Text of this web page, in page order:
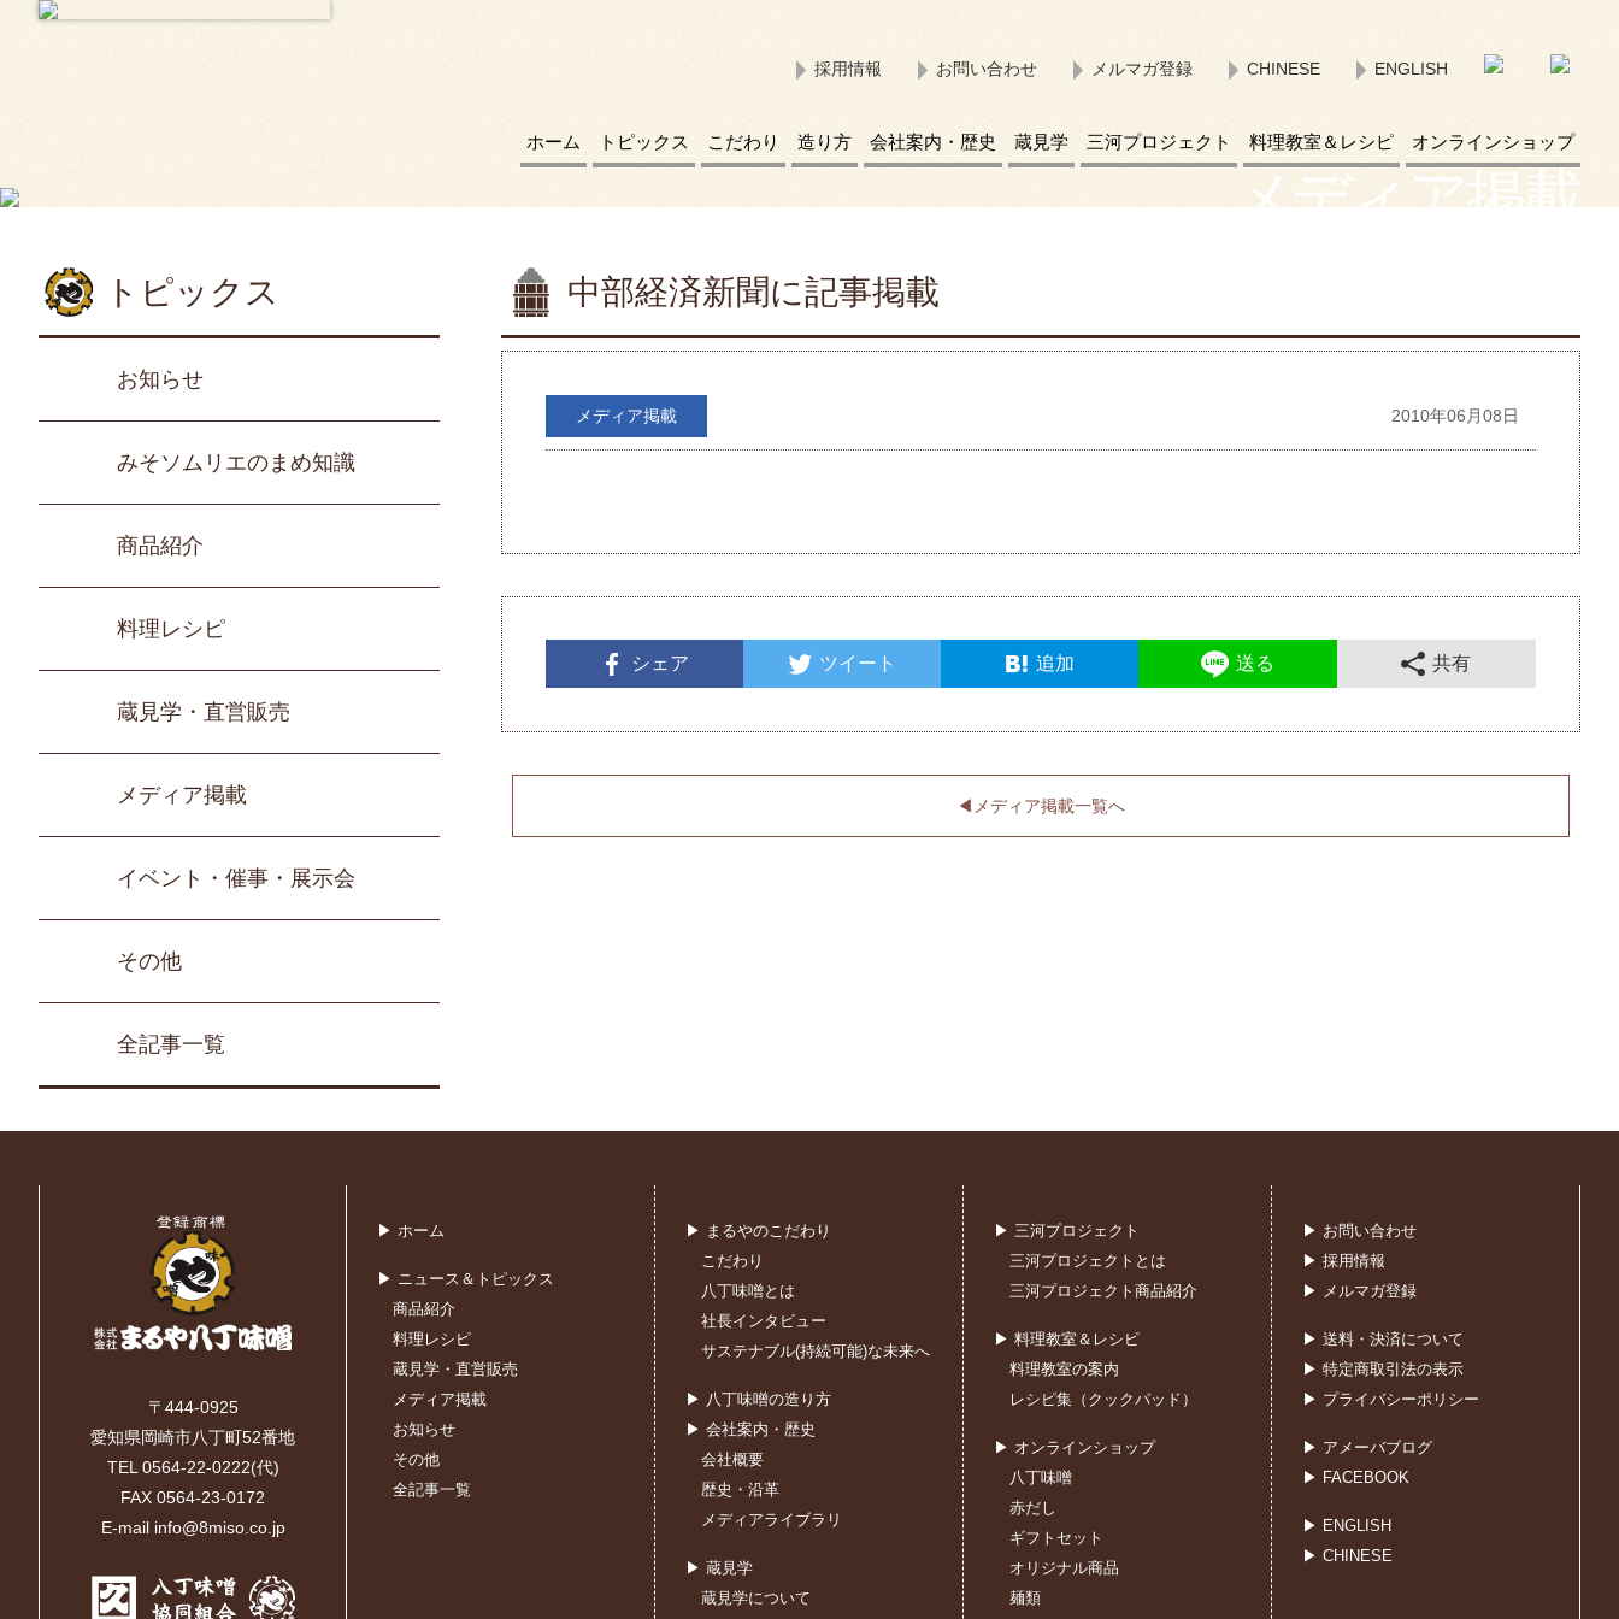
ENGLISH
CHINESE
メルマガ登録
お問い合わせ
採用情報
ホーム トピックス こだわり 造り方 会社案内・歴史 蔵見学 三河プロジェクト 料理教室＆レシピ オンラインショップ
メディア掲載
トピックス
お知らせ
みそソムリエのまめ知識
商品紹介
料理レシピ
蔵見学・直営販売
メディア掲載
イベント・催事・展示会
その他
全記事一覧
中部経済新聞に記事掲載
メディア掲載 2010年06月08日
シェア ツイート 追加 送る 共有
◀︎メディア掲載一覧へ
〒444-0925
愛知県岡崎市八丁町52番地
TEL 0564-22-0222(代)
FAX 0564-23-0172
E-mail info@8miso.co.jp
▶ ホーム
▶ ニュース＆トピックス
商品紹介
料理レシピ
蔵見学・直営販売
メディア掲載
お知らせ
その他
全記事一覧
▶ まるやのこだわり
こだわり
八丁味噌とは
社長インタビュー
サステナブル(持続可能)な未来へ
▶ 八丁味噌の造り方
▶ 会社案内・歴史
会社概要
歴史・沿革
メディアライブラリ
▶ 蔵見学
蔵見学について
▶ 三河プロジェクト
三河プロジェクトとは
三河プロジェクト商品紹介
▶ 料理教室＆レシピ
料理教室の案内
レシピ集（クックパッド）
▶ オンラインショップ
八丁味噌
赤だし
ギフトセット
オリジナル商品
麺類
▶ お問い合わせ
▶ 採用情報
▶ メルマガ登録
▶ 送料・決済について
▶ 特定商取引法の表示
▶ プライバシーポリシー
▶ アメーバブログ
▶ FACEBOOK
▶ ENGLISH
▶ CHINESE